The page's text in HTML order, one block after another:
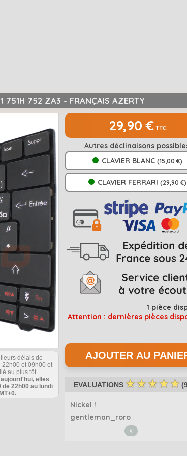
751H 752 ZA3 - FRANÇAIS AZERTY
délais de
22h00 et 09h00 et
au plus tôt.
elles
22h00 au lundi
29,90 € TTC
Autres déclinaisons
CLAVIER BLANC (15,00 €)
CLAVIER FERRARI (29,90 €)
1 pièce
Attention : dernières pièces
EVALUATIONS ☆☆☆☆☆ (
Nickel !
gentleman_roro
<